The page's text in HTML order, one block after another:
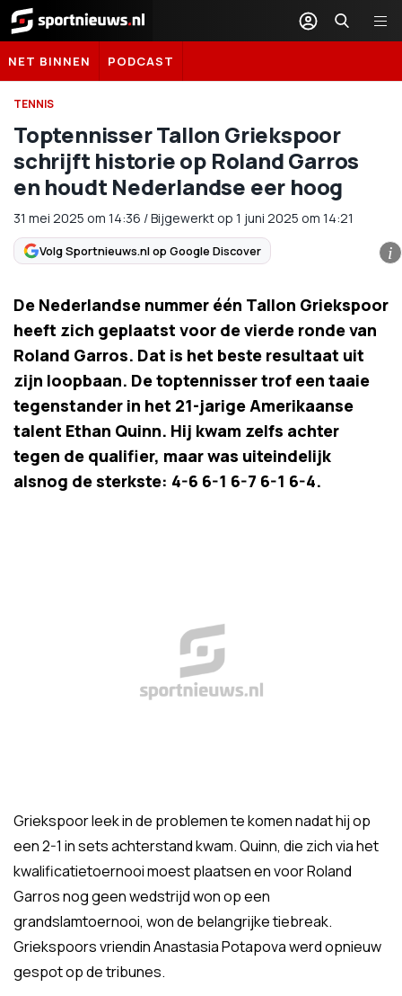
Sportnieuws.nl
NET BINNEN PODCAST
TENNIS
Toptennisser Tallon Griekspoor
schrijft historie op Roland Garros
en houdt Nederlandse eer hoog
31 mei 2025 om 14:36 /Bijgewerkt op 1 juni 2025 om 14:21
Volg Sportnieuws.nl op Google Discover i
De Nederlandse nummer één Tallon Griekspoor
heeft zich geplaatst voor de vierde ronde van
Roland Garros. Dat is het beste resultaat uit
zijn loopbaan. De toptennisser trof een taaie
tegenstander in het 21-jarige Amerikaanse
talent Ethan Quinn. Hij kwam zelfs achter
tegen de qualifier, maar was uiteindelijk
alsnog de sterkste: 4-6 6-1 6-7 6-1 6-4.
Griekspoor leek in de problemen te komen nadat hij op
een 2-1 in sets achterstand kwam. Quinn, die zich via het
kwalificatietoernooi moest plaatsen en voor Roland
Garros nog geen wedstrijd won op een
grandslamtoernooi, won de belangrijke tiebreak.
Griekspoors vriendin Anastasia Potapova werd opnieuw
gespot op de tribunes.